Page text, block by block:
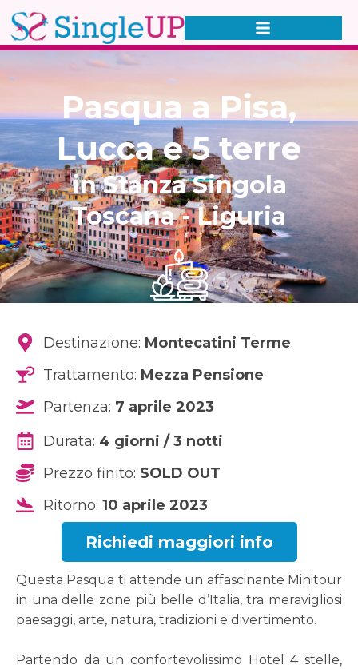
Pasqua a Pisa,
Lucca e 5 terre
in Stanza Singola
Toscana - Liguria
Destinazione: Montecatini Terme
Trattamento: Mezza Pensione
Partenza: 7 aprile 2023
Durata: 4 giorni / 3 notti
Prezzo finito: SOLD OUT
Ritorno: 10 aprile 2023
Richiedi maggiori info
Questa Pasqua ti attende un affascinante Minitour
in una delle zone più belle d’Italia, tra meravigliosi
paesaggi, arte, natura, tradizioni e divertimento.
Partendo da un confortevolissimo Hotel 4 stelle,